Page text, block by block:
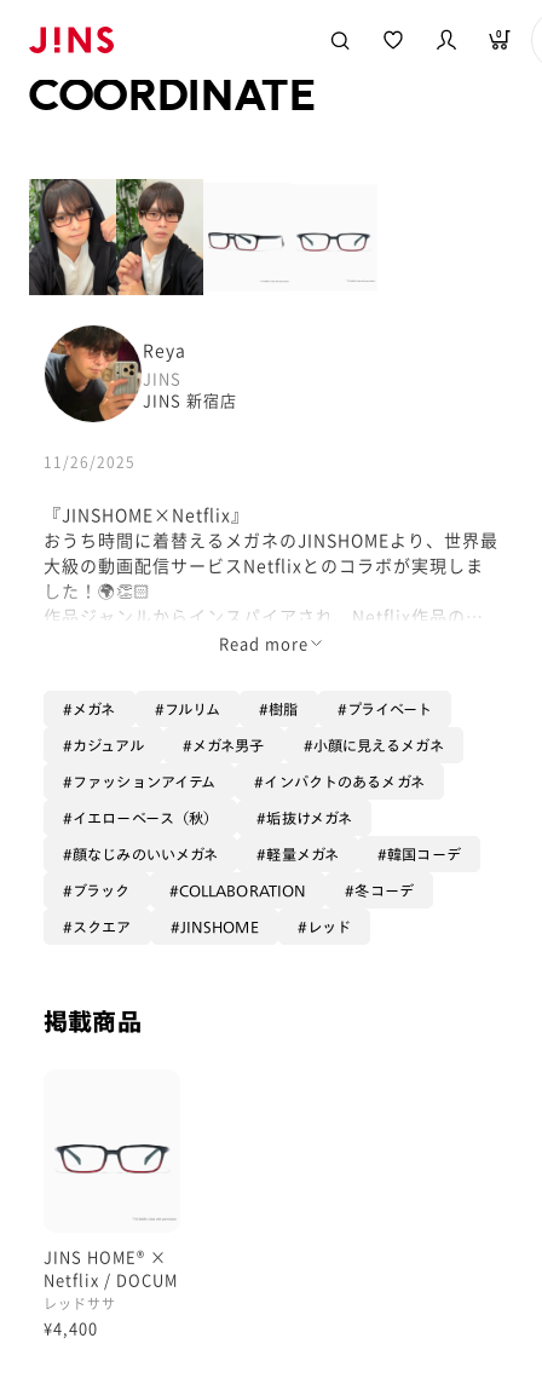
0
COORDINATE
Reya
JINS
JINS 新宿店
11/26/2025
『JINSHOME×Netflix』
おうち時間に着替えるメガネのJINSHOMEより、世界最
大級の動画配信サービスNetflixとのコラボが実現しま
した！🌍👏🏻
作品ジャンルからインスパイアされ、Netflix作品のよ
うにバリエーションに富んだ玉型と、軽さもかけ心地も
オリジナルのケースにもなるメガネトレーとメガネ拭き
も要チェック！ʕ ᷇࿀ ᷆ ʔ
あなただけのおうち時間にしませんか〜？
Read more
メガネ フルリム 樹脂 プライベート
カジュアル メガネ男子 小顔に見えるメガネ
ファッションアイテム インパクトのあるメガネ
イエローベース（秋） 垢抜けメガネ
顔なじみのいいメガネ 軽量メガネ 韓国コーデ
ブラック COLLABORATION 冬コーデ
スクエア JINSHOME レッド
掲載商品
JINS HOME® ×
Netflix / DOCUM
ENTARY
レッドササ
¥4,400